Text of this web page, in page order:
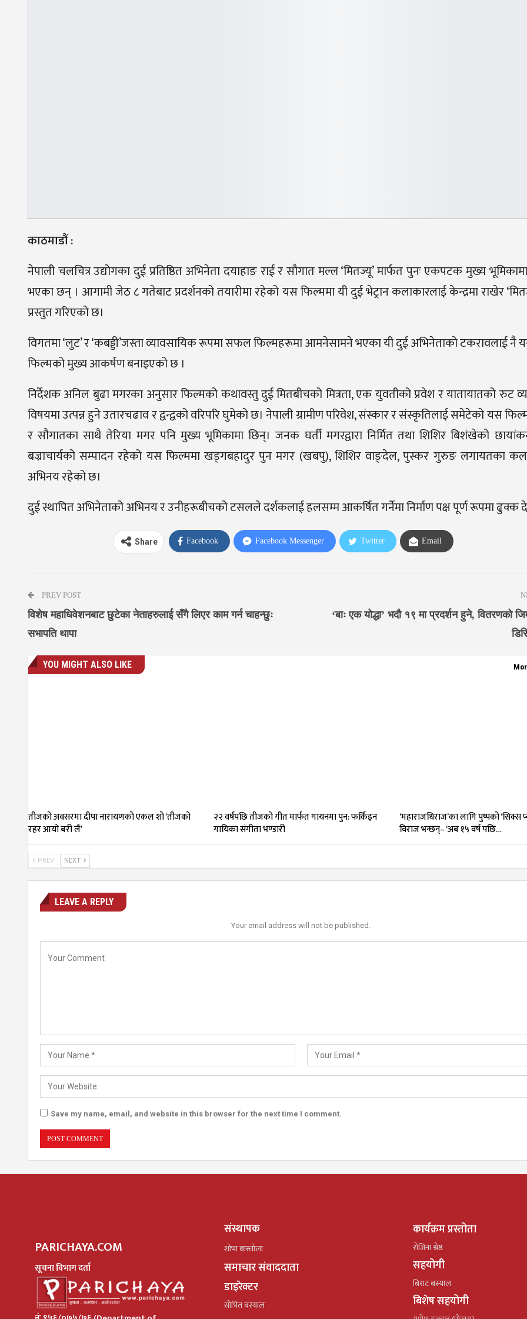
काठमाडौं :
नेपाली चलचित्र उद्योगका दुई प्रतिष्ठित अभिनेता दयाहाङ राई र सौगात मल्ल ‘मितज्यू’ मार्फत पुनः एकपटक मुख्य
भएका छन् । आगामी जेठ ८ गतेबाट प्रदर्शनको तयारीमा रहेको यस फिल्ममा यी दुई भेट्रान कलाकारलाई केन्द्रमा राखेर
प्रस्तुत गरिएको छ।
विगतमा ‘लुट’ र ‘कबड्डी’जस्ता व्यावसायिक रूपमा सफल फिल्महरूमा आमनेसामने भएका यी दुई अभिनेताको टकरावलाई नै
फिल्मको मुख्य आकर्षण बनाइएको छ ।
निर्देशक अनिल बुढा मगरका अनुसार फिल्मको कथावस्तु दुई मितबीचको मित्रता, एक युवतीको प्रवेश र यातायातको रुट
विषयमा उत्पन्न हुने उतारचढाव र द्वन्द्वको वरिपरि घुमेको छ। नेपाली ग्रामीण परिवेश, संस्कार र संस्कृतिलाई समेटेको यस
र सौगातका साथै तेरिया मगर पनि मुख्य भूमिकामा छिन्। जनक घर्ती मगरद्वारा निर्मित तथा शिशिर बिशंखेको
बज्राचार्यको सम्पादन रहेको यस फिल्ममा खड्गबहादुर पुन मगर (खबपु), शिशिर वाङ्देल, पुस्कर गुरुङ लगायतका
अभिनय रहेको छ।
दुई स्थापित अभिनेताको अभिनय र उनीहरूबीचको टसलले दर्शकलाई हलसम्म आकर्षित गर्नेमा निर्माण पक्ष पूर्ण रूपमा ढुक्क
Share Facebook Facebook Messenger Twitter Email
PREV POST
विशेष महाधिवेशनबाट छुटेका नेताहरुलाई सँगै लिएर काम गर्न चाहन्छुः
सभापति थापा
‘बाः एक योद्धा’ भदौ १९ मा प्रदर्शन हुने, वितरणको
YOU MIGHT ALSO LIKE
तीजको अवसरमा दीपा नारायणको एकल शो ‘तीजको
रहर आयो बरी लै’
२२ वर्षपछि तीजको गीत मार्फत गायनमा पुन: फर्किंइन
गायिका संगीता भण्डारी
‘महाराजधिराज’का लागि पुष्पको ‘सिक्स
विराज भन्छन्– ‘अब १५ वर्ष पछि…
PREV NEXT
LEAVE A REPLY
Your email address will not be published.
Save my name, email, and website in this browser for the next time I comment.
PARICHAYA.COM
सूचना विभाग दर्ता
संस्थापक
शोभा बास्तोला
समाचार संवाददाता
डाइरेक्टर
सोभित बस्याल
कार्यक्रम प्रस्तोता
रोजिना श्रेष्ठ
सहयोगी
बिराट बस्याल
बिशेष सहयोगी